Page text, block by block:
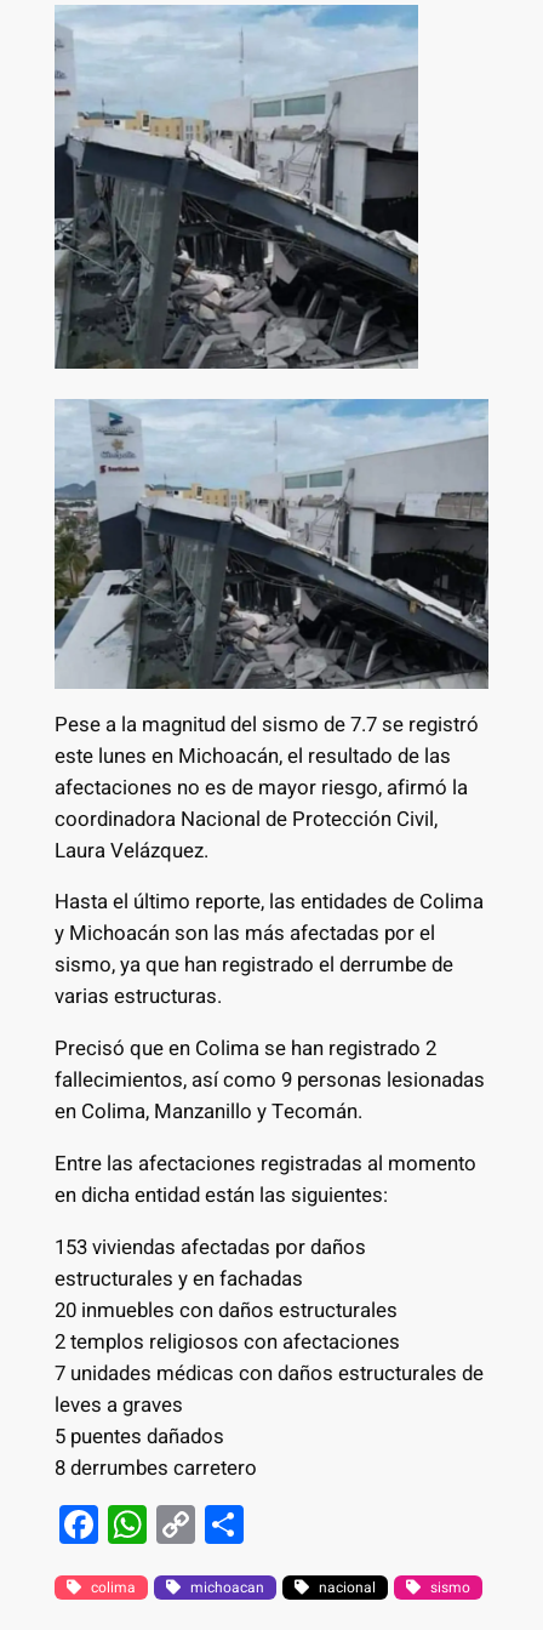
Pese a la magnitud del sismo de 7.7 se registró
este lunes en Michoacán, el resultado de las
afectaciones no es de mayor riesgo, afirmó la
coordinadora Nacional de Protección Civil,
Laura Velázquez.
Hasta el último reporte, las entidades de Colima
y Michoacán son las más afectadas por el
sismo, ya que han registrado el derrumbe de
varias estructuras.
Precisó que en Colima se han registrado 2
fallecimientos, así como 9 personas lesionadas
en Colima, Manzanillo y Tecomán.
Entre las afectaciones registradas al momento
en dicha entidad están las siguientes:
153 viviendas afectadas por daños
estructurales y en fachadas
20 inmuebles con daños estructurales
2 templos religiosos con afectaciones
7 unidades médicas con daños estructurales de
leves a graves
5 puentes dañados
8 derrumbes carretero
F
a
c
W
h
at
C
o
p
S
h
ar
colima michoacan nacional sismo